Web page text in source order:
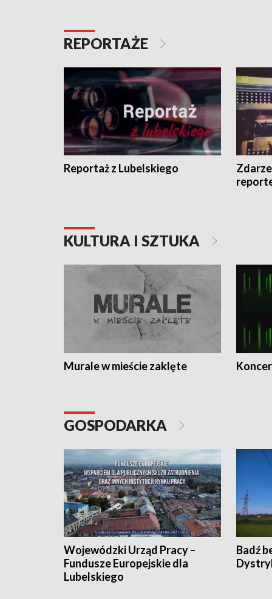
REPORTAŻE
Reportaż z Lubelskiego
KULTURA I SZTUKA
Murale w mieście zaklęte
GOSPODARKA
Wojewódzki Urząd Pracy –
Fundusze Europejskie dla
Lubelskiego
Badź